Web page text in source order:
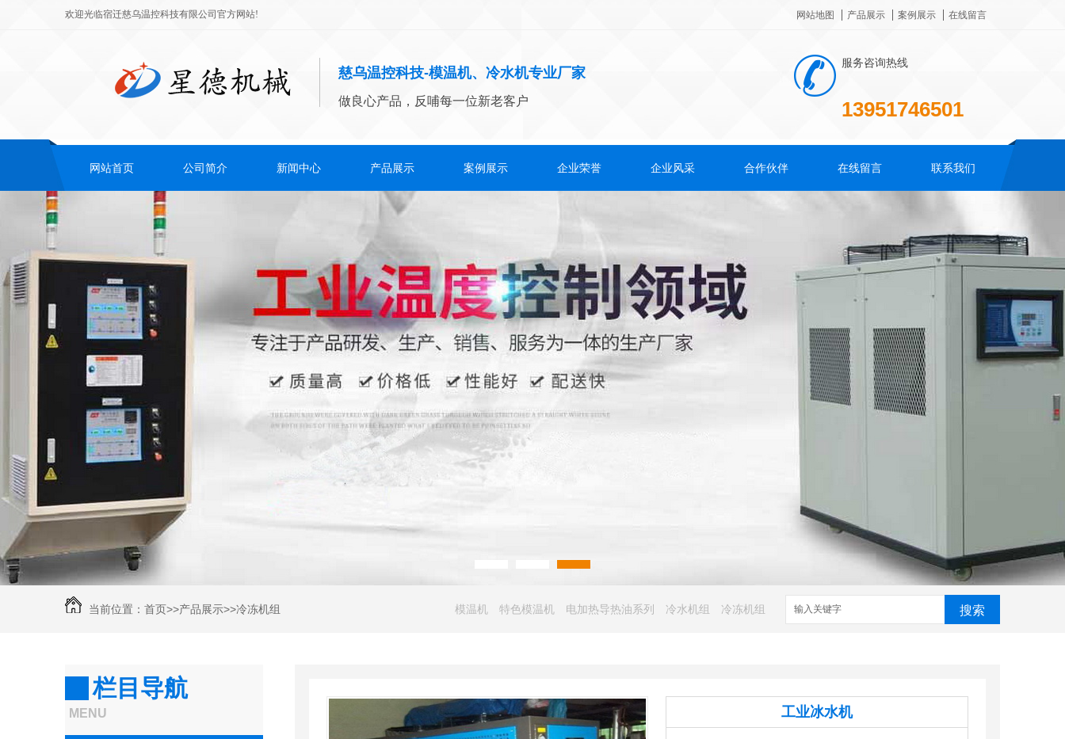
欢迎光临宿迁慈乌温控科技有限公司官方网站! 网站地图 产品展示 案例展示 在线留言
慈乌温控科技-模温机、冷水机专业厂家
做良心产品，反哺每一位新老客户
服务咨询热线
13951746501
网站首页 公司简介 新闻中心 产品展示 案例展示 企业荣誉 企业风采 合作伙伴 在线留言 联系我们
当前位置： 首页>>产品展示>>冷冻机组 搜索
模温机 特色模温机 电加热导热油系列 冷水机组 冷冻机组
栏目导航
MENU 工业冰水机